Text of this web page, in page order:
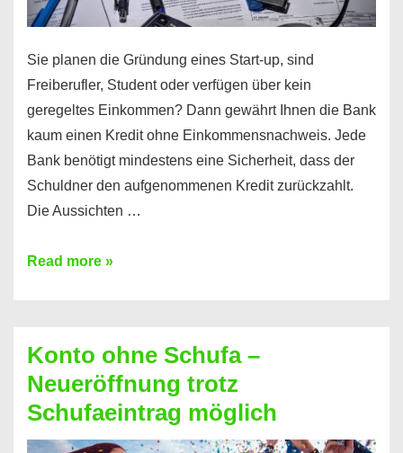
Sie planen die Gründung eines Start-up, sind
Freiberufler, Student oder verfügen über kein
geregeltes Einkommen? Dann gewährt Ihnen die Bank
kaum einen Kredit ohne Einkommensnachweis. Jede
Bank benötigt mindestens eine Sicherheit, dass der
Schuldner den aufgenommenen Kredit zurückzahlt.
Die Aussichten …
Mit
Sie
einen
Kredit
ohne
Read more »
Konto ohne Schufa –
Neueröffnung trotz
Schufaeintrag möglich